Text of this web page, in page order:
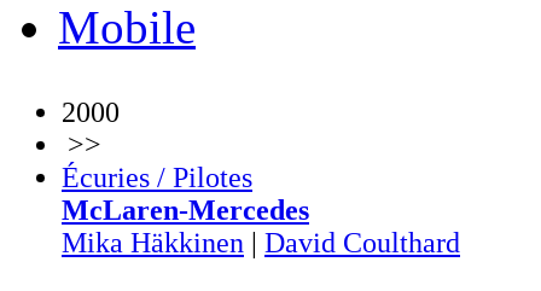
Mobile
2000
>>
Écuries / Pilotes
McLaren-Mercedes
Mika Häkkinen | David Coulthard